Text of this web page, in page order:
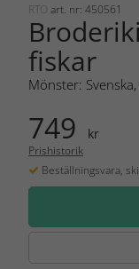
RTO art. nr: 450561
fiskar
Mönster:
749 kr
Prishistorik
Beställningsvara,